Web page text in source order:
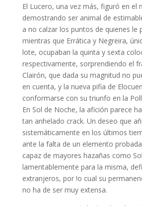
El Lucero, una vez más, figuró en el
demostrando ser animal de
a no calzar los puntos de quienes le
mientras que Errática y Negreira,
lote, ocupaban la quinta y sexta
respectivamente, sorprendiendo el
Clairón, que dada su magnitud no
en cuenta, y la nueva pifia de
conformarse con su triunfo en la
En Sol de Noche, la afición parece
tan anhelado crack. Un deseo que
sistemáticamente en los últimos
ante la falta de un elemento
capaz de mayores hazañas como
lamentablemente para la misma,
extranjeros, por !o cual su
no ha de ser muy extensa.